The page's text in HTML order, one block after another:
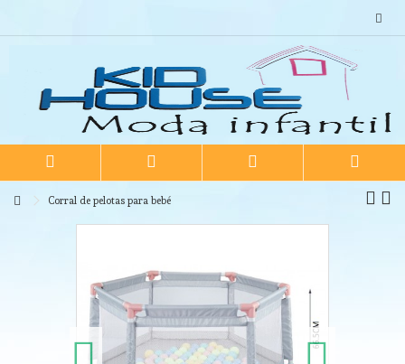
Corral de pelotas para bebé